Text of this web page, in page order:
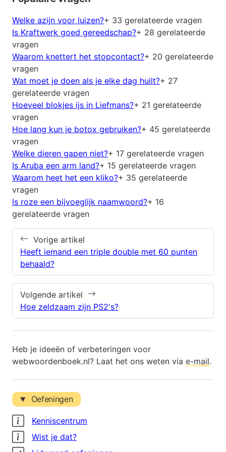
Welke azijn voor luizen?+ 33 gerelateerde vragen
Is Kraftwerk goed gereedschap?+ 28 gerelateerde
vragen
Waarom knettert het stopcontact?+ 20 gerelateerde
vragen
Wat moet je doen als je elke dag huilt?+ 27
gerelateerde vragen
Hoeveel blokjes ijs in Liefmans?+ 21 gerelateerde
vragen
Hoe lang kun je botox gebruiken?+ 45 gerelateerde
vragen
Welke dieren gapen niet?+ 17 gerelateerde vragen
Is Aruba een arm land?+ 15 gerelateerde vragen
Waarom heet het een kliko?+ 35 gerelateerde
vragen
Is roze een bijvoeglijk naamwoord?+ 16
gerelateerde vragen
Vorige artikel
Heeft iemand een triple double met 60 punten
behaald?
Volgende artikel
Hoe zeldzaam zijn PS2's?
Heb je ideeën of verbeteringen voor
webwoordenboek.nl? Laat het ons weten via e-mail.
Oefeningen
Kenniscentrum
Wist je dat?